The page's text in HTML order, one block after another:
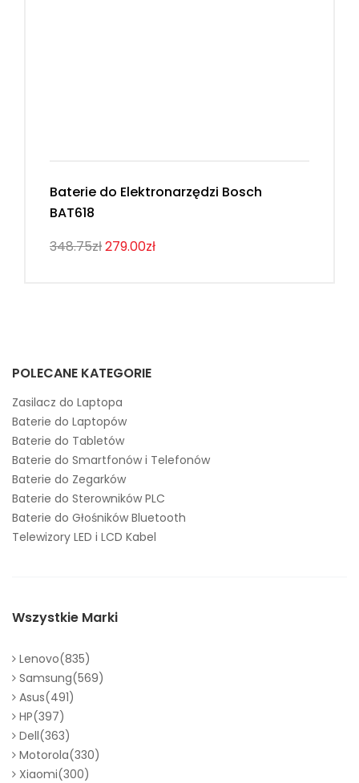
POLECANE KATEGORIE
Zasilacz do Laptopa
Baterie do Laptopów
Baterie do Tabletów
Baterie do Smartfonów i Telefonów
Baterie do Zegarków
Baterie do Sterowników PLC
Baterie do Głośników Bluetooth
Telewizory LED i LCD Kabel
Wszystkie Marki
Lenovo(835)
Samsung(569)
Asus(491)
HP(397)
Dell(363)
Motorola(330)
Xiaomi(300)
Baterie do Elektronarzędzi Bosch
BAT618
348.75zł279.00zł